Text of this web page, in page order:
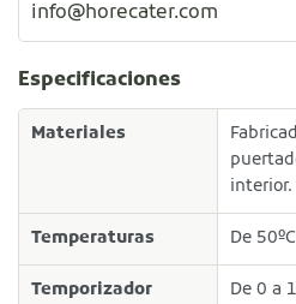
info@horecater.com
Especificaciones
Materiales
interior.
Temperaturas De
Temporizador De 0 a